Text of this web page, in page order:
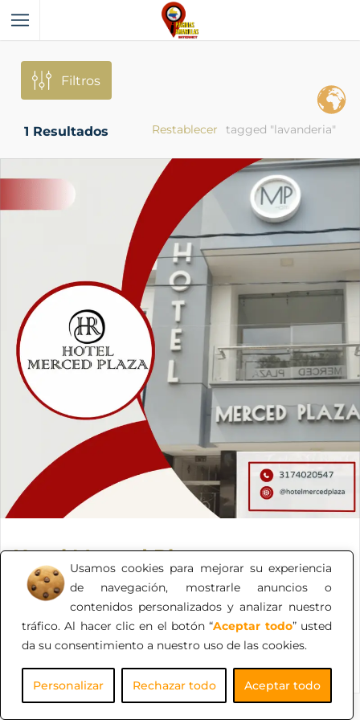
Usamos cookies para mejorar su experiencia
de navegación, mostrarle anuncios o
contenidos personalizados y analizar nuestro
tráfico. Al hacer clic en el botón “Aceptar todo” usted
da su consentimiento a nuestro uso de las cookies.
Personalizar Rechazar todo Aceptar todo
Filtros
1 Resultados tagged "lavanderia"
Restablecer
Hotel Merced Plaza
Un Hotel en Cúcuta de calidad y calidez humana. Con
precios óptimos. Pague en línea sin cargos de gestión
adicional.